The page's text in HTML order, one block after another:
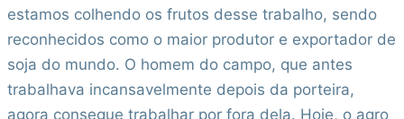
estamos colhendo os frutos desse trabalho, sendo
reconhecidos como o maior produtor e exportador de
soja do mundo. O homem do campo, que antes
trabalhava incansavelmente depois da porteira,
agora consegue trabalhar por fora dela. Hoje, o agro